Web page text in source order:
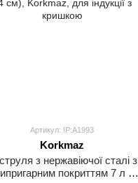
Артикул: !P:A1993
Korkmaz
з нержавіючої сталі з
покриттям 7 л (Ø